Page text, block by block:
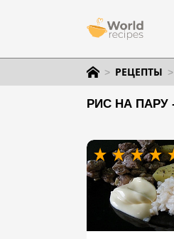
РЕЦЕПТЫ
РИС НА